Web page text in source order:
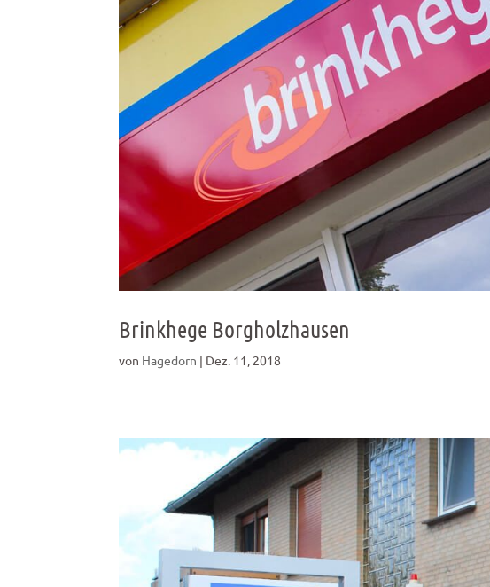
Brinkhege Borgholzhausen
von Hagedorn | Dez. 11, 2018